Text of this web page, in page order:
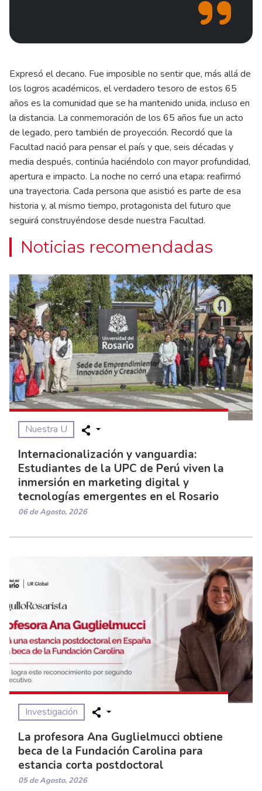
Expresó el decano. Fue imposible no sentir que, más allá de
los logros académicos, el verdadero tesoro de estos 65
años es la comunidad que se ha mantenido unida, incluso en
la distancia. La conmemoración de los 65 años fue un acto
de legado, pero también de proyección. Recordó que la
Facultad nació para pensar el país y que, seis décadas y
media después, continúa haciéndolo con mayor profundidad,
apertura e impacto. La noche no cerró una etapa: reafirmó
una trayectoria. Cada persona que asistió es parte de esa
historia y, al mismo tiempo, protagonista del futuro que
seguirá construyéndose desde nuestra Facultad.
Noticias recomendadas
Nuestra U
Internacionalización y vanguardia:
Estudiantes de la UPC de Perú viven la
inmersión en marketing digital y
tecnologías emergentes en el Rosario
06 de Agosto, 2026
Investigación
La profesora Ana Guglielmucci obtiene
beca de la Fundación Carolina para
estancia corta postdoctoral
05 de Agosto, 2026